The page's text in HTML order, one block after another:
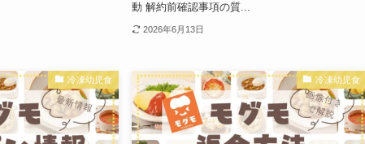
動 解約前確認事項の質...
2026年6月13日
冷凍幼児食 冷凍幼児食